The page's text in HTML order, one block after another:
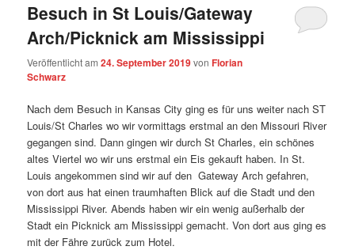
Besuch in St Louis/Gateway
Arch/Picknick am Mississippi
Veröffentlicht am24. September 2019vonFlorian
Schwarz
Nach dem Besuch in Kansas City ging es für uns weiter nach ST
Louis/St Charles wo wir vormittags erstmal an den Missouri River
gegangen sind. Dann gingen wir durch St Charles, ein schönes
altes Viertel wo wir uns erstmal ein Eis gekauft haben. In St.
Louis angekommen sind wir auf den Gateway Arch gefahren,
von dort aus hat einen traumhaften Blick auf die Stadt und den
Mississippi River. Abends haben wir ein wenig außerhalb der
Stadt ein Picknick am Mississippi gemacht. Von dort aus ging es
mit der Fähre zurück zum Hotel.